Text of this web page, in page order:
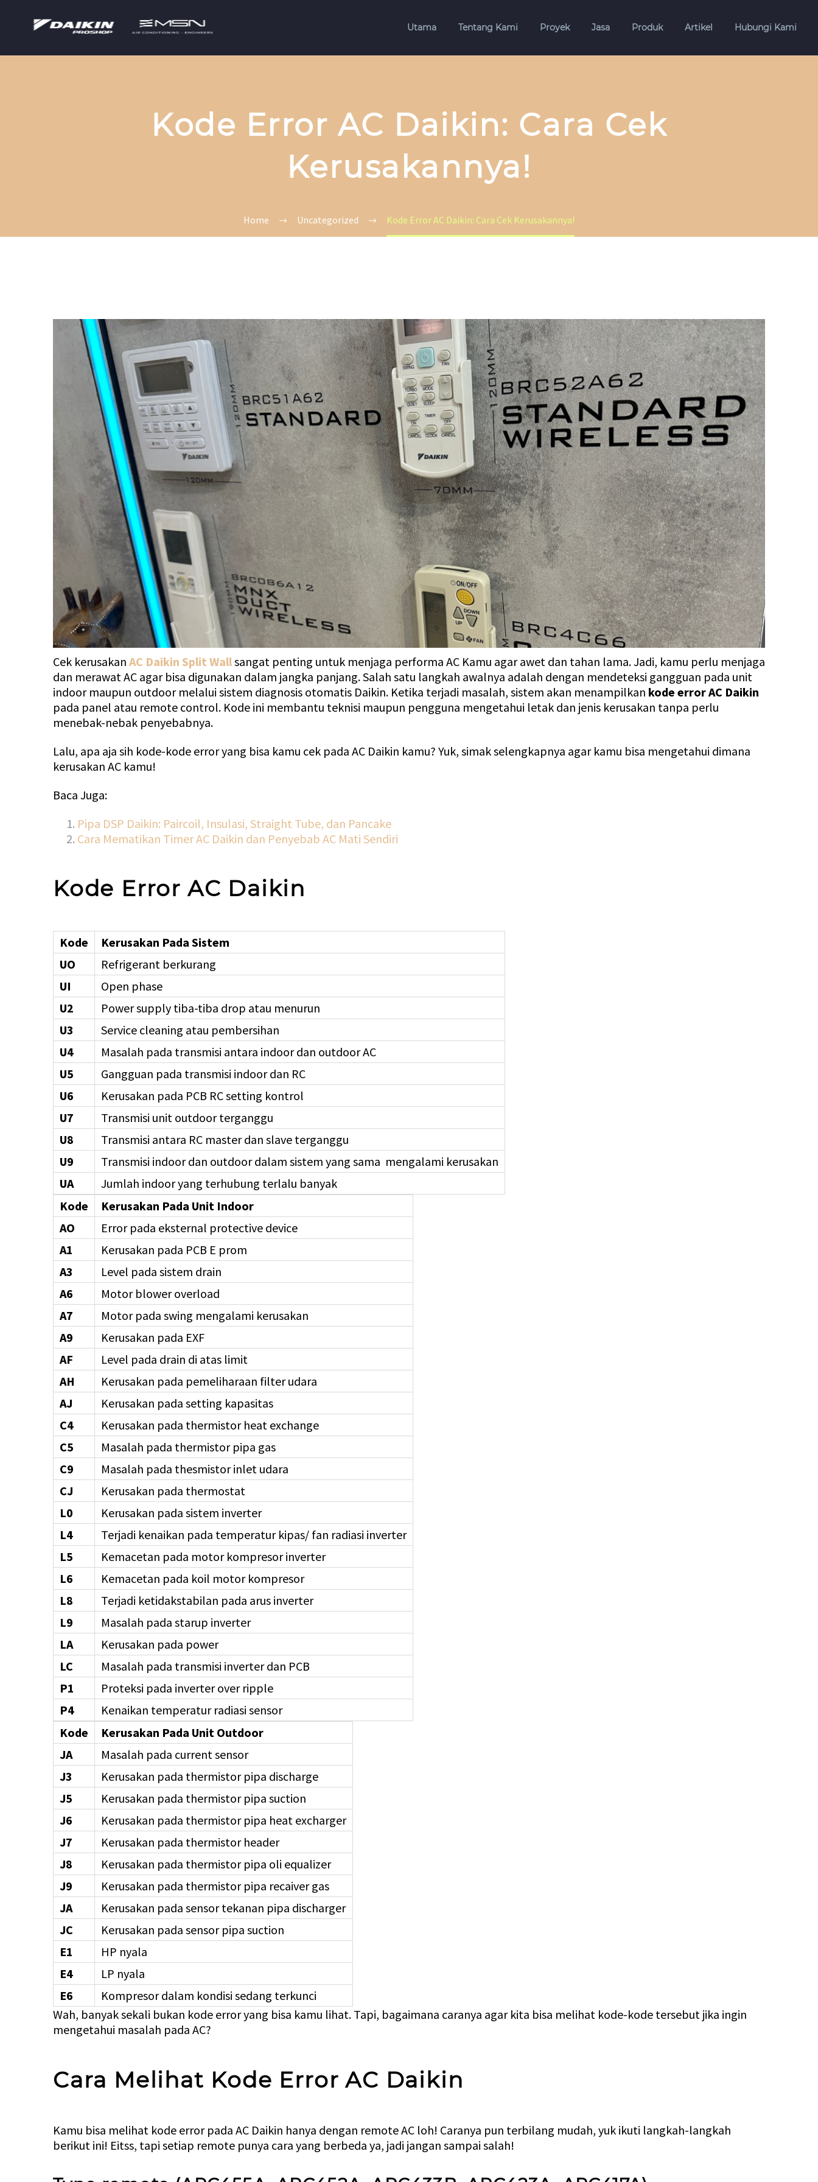
Utama Tentang Kami Proyek Jasa Produk Artikel Hubungi Kami
Kode Error AC Daikin: Cara Cek
Kerusakannya!
Home Uncategorized Kode Error AC Daikin: Cara Cek Kerusakannya!
Cek kerusakan AC Daikin Split Wallsangat penting untuk menjaga performa AC Kamu agar awet dan tahan lama. Jadi, kamu perlu menjaga
dan merawat AC agar bisa digunakan dalam jangka panjang. Salah satu langkah awalnya adalah dengan mendeteksi gangguan pada unit
indoor maupun outdoor melalui sistem diagnosis otomatis Daikin. Ketika terjadi masalah, sistem akan menampilkan kode errorAC Daikin
pada panel atau remote control. Kode ini membantu teknisi maupun pengguna mengetahui letak dan jenis kerusakan tanpa perlu
menebak-nebak penyebabnya.
Lalu, apa aja sih kode-kode error yang bisa kamu cek pada AC Daikin kamu? Yuk, simak selengkapnya agar kamu bisa mengetahui dimana
kerusakan AC kamu!
Baca Juga:
Pipa DSP Daikin: Paircoil, Insulasi, Straight Tube, dan Pancake
Cara Mematikan Timer AC Daikin dan Penyebab AC Mati Sendiri
Kode Error AC Daikin
Kode
Kerusakan Pada Sistem
UO
Refrigerant berkurang
UI
Open phase
U2
Power supply tiba-tiba drop atau menurun
U3
Service cleaning atau pembersihan
U4
Masalah pada transmisi antara indoor dan outdoor AC
U5
Gangguan pada transmisi indoor dan RC
U6
Kerusakan pada PCB RC setting kontrol
U7
Transmisi unit outdoor terganggu
U8
Transmisi antara RC master dan slave terganggu
U9
Transmisi indoor dan outdoor dalam sistem yang sama mengalami kerusakan
UA
Jumlah indoor yang terhubung terlalu banyak
Kode
Kerusakan Pada Unit Indoor
AO
Error pada eksternal protective device
A1
Kerusakan pada PCB E prom
A3
Level pada sistem drain
A6
Motor blower overload
A7
Motor pada swing mengalami kerusakan
A9
Kerusakan pada EXF
AF
Level pada drain di atas limit
AH
Kerusakan pada pemeliharaan filter udara
AJ
Kerusakan pada setting kapasitas
C4
Kerusakan pada thermistor heat exchange
C5
Masalah pada thermistor pipa gas
C9
Masalah pada thesmistor inlet udara
CJ
Kerusakan pada thermostat
L0
Kerusakan pada sistem inverter
L4
Terjadi kenaikan pada temperatur kipas/ fan radiasi inverter
L5
Kemacetan pada motor kompresor inverter
L6
Kemacetan pada koil motor kompresor
L8
Terjadi ketidakstabilan pada arus inverter
L9
Masalah pada starup inverter
LA
Kerusakan pada power
LC
Masalah pada transmisi inverter dan PCB
P1
Proteksi pada inverter over ripple
P4
Kenaikan temperatur radiasi sensor
Kode
Kerusakan Pada Unit Outdoor
JA
Masalah pada current sensor
J3
Kerusakan pada thermistor pipa discharge
J5
Kerusakan pada thermistor pipa suction
J6
Kerusakan pada thermistor pipa heat excharger
J7
Kerusakan pada thermistor header
J8
Kerusakan pada thermistor pipa oli equalizer
J9
Kerusakan pada thermistor pipa recaiver gas
JA
Kerusakan pada sensor tekanan pipa discharger
JC
Kerusakan pada sensor pipa suction
E1
HP nyala
E4
LP nyala
E6
Kompresor dalam kondisi sedang terkunci
Wah, banyak sekali bukan kode error yang bisa kamu lihat. Tapi, bagaimana caranya agar kita bisa melihat kode-kode tersebut jika ingin
mengetahui masalah pada AC?
Cara Melihat Kode Error AC Daikin
Kamu bisa melihat kode error pada AC Daikin hanya dengan remote AC loh! Caranya pun terbilang mudah, yuk ikuti langkah-langkah
berikut ini! Eitss, tapi setiap remote punya cara yang berbeda ya, jadi jangan sampai salah!